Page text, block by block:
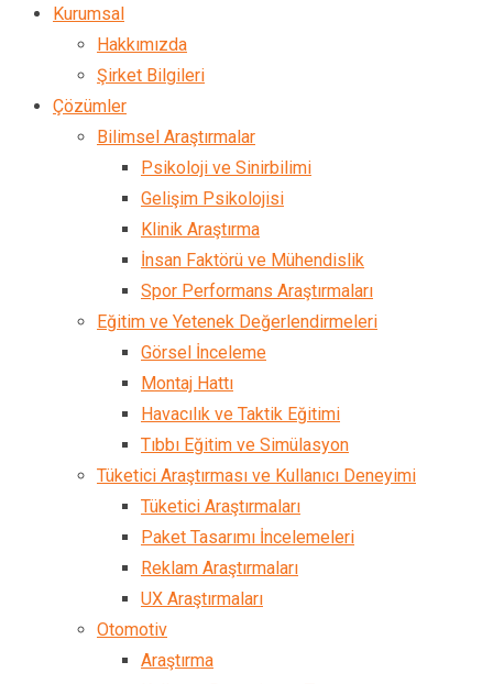
Kurumsal
Hakkımızda
Şirket Bilgileri
Çözümler
Bilimsel Araştırmalar
Psikoloji ve Sinirbilimi
Gelişim Psikolojisi
Klinik Araştırma
İnsan Faktörü ve Mühendislik
Spor Performans Araştırmaları
Eğitim ve Yetenek Değerlendirmeleri
Görsel İnceleme
Montaj Hattı
Havacılık ve Taktik Eğitimi
Tıbbı Eğitim ve Simülasyon
Tüketici Araştırması ve Kullanıcı Deneyimi
Tüketici Araştırmaları
Paket Tasarımı İncelemeleri
Reklam Araştırmaları
UX Araştırmaları
Otomotiv
Araştırma